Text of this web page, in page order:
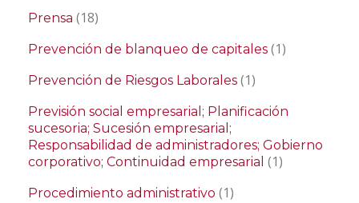
Prensa (18)
Prevención de blanqueo de capitales (1)
Prevención de Riesgos Laborales (1)
Previsión social empresarial; Planificación
sucesoria; Sucesión empresarial;
Responsabilidad de administradores; Gobierno
corporativo; Continuidad empresarial (1)
Procedimiento administrativo (1)